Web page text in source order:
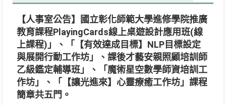
【人事室公告】國立彰化師範大學進修學院推廣
教育課程PlayingCards線上桌遊設計應用班(線
上課程)」、「【有效達成目標】NLP目標設定
與展開行動工作坊」、課後才藝安親照顧培訓師
乙級鑑定輔導班」、「魔術星空數學師資培訓工
作坊」、「【讓光進來】心靈療癒工作坊」課程
簡章共五門。